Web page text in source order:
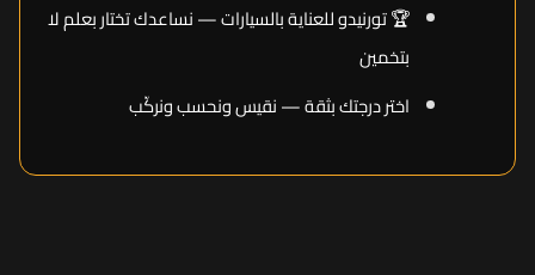
🏆 تورنيدو للعناية بالسيارات — نساعدك تختار بعلم لا
بتخمين
اختر درجتك بثقة — نقيس ونحسب ونركّب